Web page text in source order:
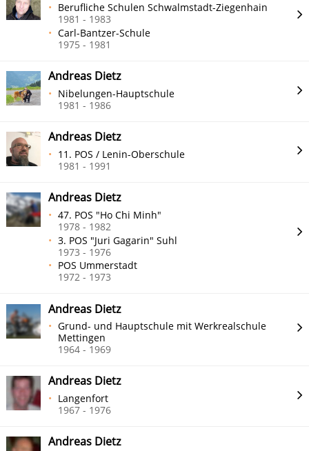
Berufliche Schulen Schwalmstadt-Ziegenhain
1981 - 1983
Carl-Bantzer-Schule
1975 - 1981
Andreas Dietz
Nibelungen-Hauptschule
1981 - 1986
Andreas Dietz
11. POS / Lenin-Oberschule
1981 - 1991
Andreas Dietz
47. POS "Ho Chi Minh"
1978 - 1982
3. POS "Juri Gagarin" Suhl
1973 - 1976
POS Ummerstadt
1972 - 1973
Andreas Dietz
Grund- und Hauptschule mit Werkrealschule
Mettingen
1964 - 1969
Andreas Dietz
Langenfort
1967 - 1976
Andreas Dietz